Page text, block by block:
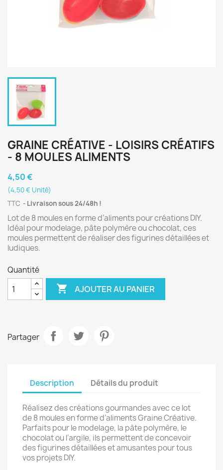
GRAINE CRÉATIVE - LOISIRS CRÉATIFS
- 8 MOULES ALIMENTS
4,50 €
(4,50 € Unité)
TTC
Livraison sous 24/48h !
Lot de 8 moules en forme d’aliments pour créations DIY.
Idéal pour modelage, pâte polymère ou chocolat, ces
moules permettent de réaliser des figurines détaillées et
ludiques.
Quantité
 AJOUTER AU PANIER
Partager
Description Détails du produit
Réalisez des créations gourmandes avec ce lot
de 8 moules en forme d’aliments Graine Créative.
Parfaits pour le modelage, la pâte polymère, le
chocolat ou l’argile, ils permettent de concevoir
des figurines détaillées et amusantes pour tous
vos projets DIY.